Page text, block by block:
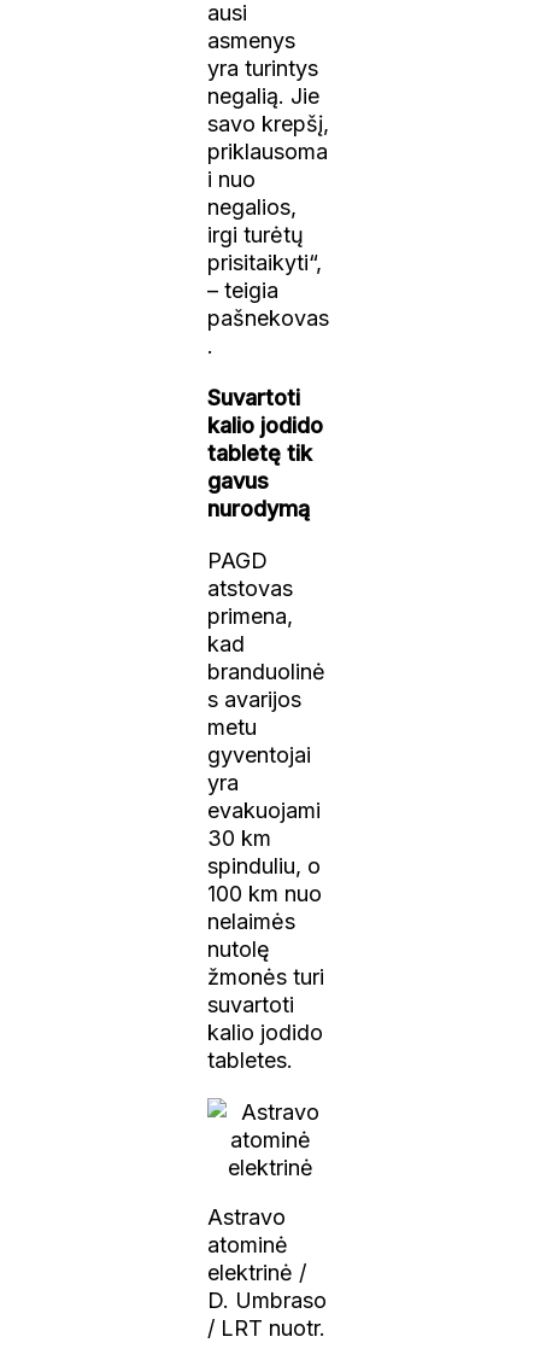
ausi
asmenys
yra turintys
negalią. Jie
savo krepšį,
priklausoma
i nuo
negalios,
irgi turėtų
prisitaikyti“,
– teigia
pašnekovas
.
Suvartoti
kalio jodido
tabletę tik
gavus
nurodymą
PAGD
atstovas
primena,
kad
branduolinė
s avarijos
metu
gyventojai
yra
evakuojami
30 km
spinduliu, o
100 km nuo
nelaimės
nutolę
žmonės turi
suvartoti
kalio jodido
tabletes.
Astravo
atominė
elektrinė /
D. Umbraso
/ LRT nuotr.